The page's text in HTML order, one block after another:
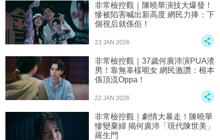
非常檢控觀｜陳曉華演技大爆發！
慘被陷害喊出新高度 網民力捧：下
個視后就係佢！
23 JAN 2026
非常檢控觀｜37歲何廣沛演PUA渣
男！靠無辜樣呃女 網民激讚：根本
係頂流Oppa！
22 JAN 2026
非常檢控觀｜劇情大暴走！陳曉華
慘變棄婦 揭何廣沛「現代陳世美」
羅生門